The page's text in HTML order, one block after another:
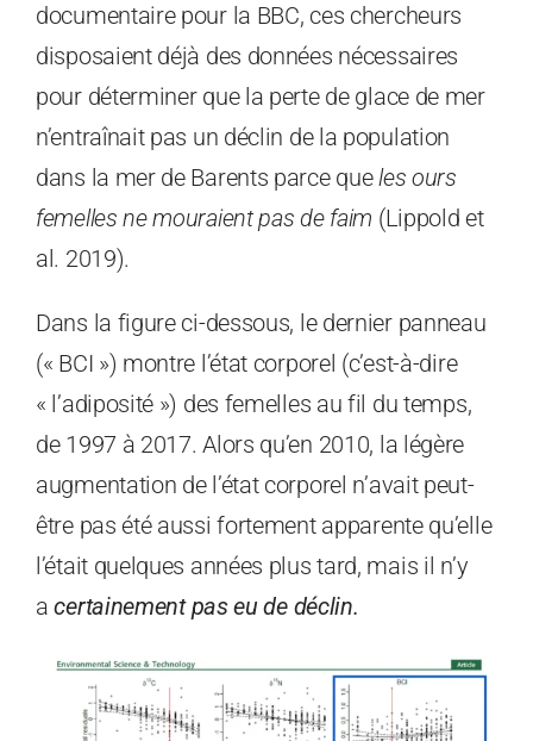
documentaire pour la BBC, ces chercheurs
disposaient déjà des données nécessaires
pour déterminer que la perte de glace de mer
n’entraînait pas un déclin de la population
dans la mer de Barents parce queles ours
femelles ne mouraient pas de faim (Lippold et
al. 2019).
Dans la figure ci-dessous, le dernier panneau
(« BCI ») montre l’état corporel (c’est-à-dire
« l’adiposité ») des femelles au fil du temps,
de 1997 à 2017. Alors qu’en 2010, la légère
augmentation de l’état corporel n’avait peut-
être pas été aussi fortement apparente qu’elle
l’était quelques années plus tard, mais il n’y
acertainement pas eu de déclin.